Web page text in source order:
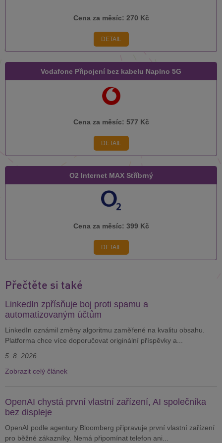
Cena za měsíc: 270 Kč
DETAIL
Vodafone Připojení bez kabelu Naplno 5G
Cena za měsíc: 577 Kč
DETAIL
O2 Internet MAX Stříbrný
Cena za měsíc: 399 Kč
DETAIL
Přečtěte si také
LinkedIn zpřísňuje boj proti spamu a
automatizovaným účtům
LinkedIn oznámil změny algoritmu zaměřené na kvalitu obsahu.
Platforma chce více doporučovat originální příspěvky a...
5. 8. 2026
Zobrazit celý článek
OpenAI chystá první vlastní zařízení, AI společníka
bez displeje
OpenAI podle agentury Bloomberg připravuje první vlastní zařízení
pro běžné zákazníky. Nemá připomínat telefon ani...